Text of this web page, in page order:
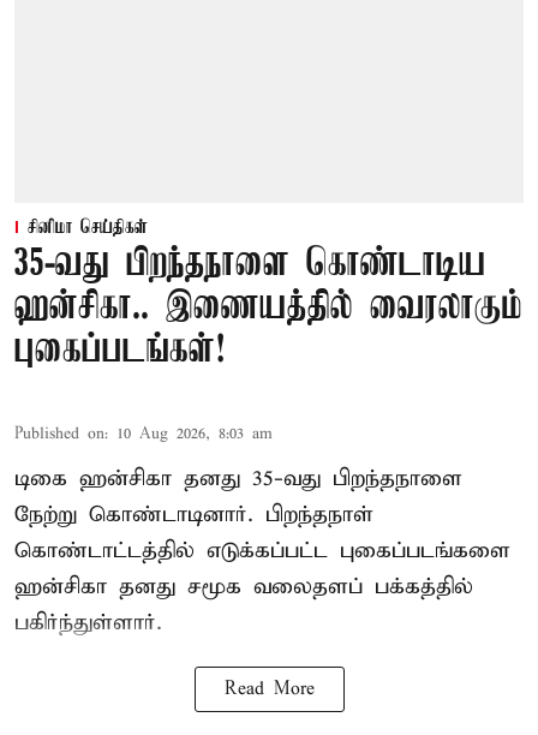
சினிமா செய்திகள்
35-வது பிறந்தநாளை கொண்டாடிய
ஹன்சிகா.. இணையத்தில் வைரலாகும்
புகைப்படங்கள்!
Published on: 10 Aug 2026, 8:03 am
டிகை ஹன்சிகா தனது 35-வது பிறந்தநாளை
நேற்று கொண்டாடினார். பிறந்தநாள்
கொண்டாட்டத்தில் எடுக்கப்பட்ட புகைப்படங்களை
ஹன்சிகா தனது சமூக வலைதளப் பக்கத்தில்
பகிர்ந்துள்ளார்.
Read More